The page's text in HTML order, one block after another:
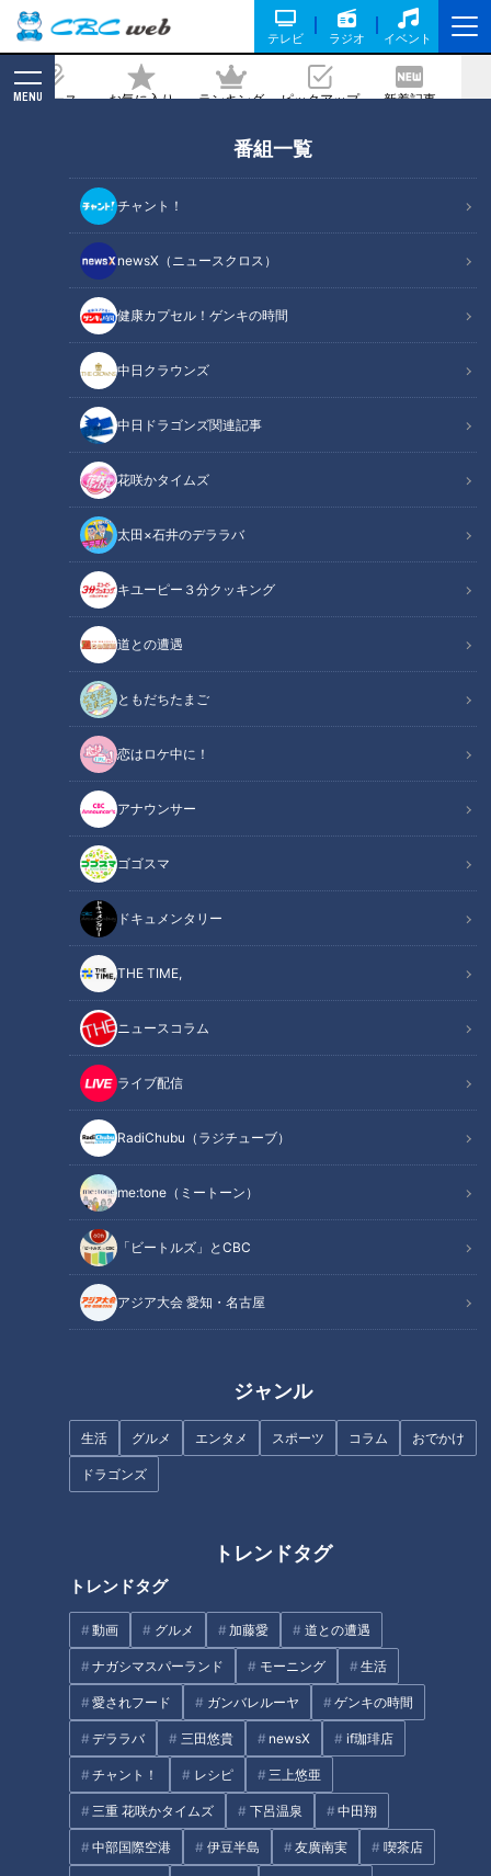
テレビ ラジオ イベント
ニュース お気に入り ランキング ピックアップ 新着記事
MENU
番組一覧
チャント！
newsX（ニュースクロス）
健康カプセル！ゲンキの時間
中日クラウンズ
中日ドラゴンズ関連記事
花咲かタイムズ
太田×石井のデララバ
キユーピー３分クッキング
道との遭遇
ともだちたまご
恋はロケ中に！
アナウンサー
ゴゴスマ
ドキュメンタリー
THE TIME,
ニュースコラム
ライブ配信
RadiChubu（ラジチューブ）
me:tone（ミートーン）
「ビートルズ」とCBC
アジア大会 愛知・名古屋
ジャンル
生活 グルメ エンタメ スポーツ コラム おでかけ
ドラゴンズ
トレンドタグ
トレンドタグ
動画 グルメ 加藤愛 道との遭遇
ナガシマスパーランド モーニング 生活
愛されフード ガンバレルーヤ ゲンキの時間
デララバ 三田悠貴 newsX if珈琲店
チャント！ レシピ 三上悠亜
三重 花咲かタイムズ 下呂温泉 中田翔
中部国際空港 伊豆半島 友廣南実 喫茶店
性爆発】中村アナ＆佐藤アナが手書きロ
ゴ制作？夏まつり新グッズの情報も盛り
だくさん！
2025/07/22 12:55
アナウンサー
アナウンサーYouTube企画
今年もやってきましたCBCラジオ夏まつり！7月26日(土)・27
日(日)に名古屋 栄 久屋大通公園内、エディオン久屋広場で開
催します！今回はそんな夏まつりに販売される「アナウンサー
グッズ」について4人でトークします。
小高アナによる「つボイノリオの聞けば聞くほど」の新グッズ
情報の発表や、永岡アナのオーロラツアーのグッズの情報が出
てくる中で、佐藤アナ中村アナも「アナののびしろ」グッズに
ついて発表するようですが…？
初めてのグッズ展開という事で佐藤アナ、中村アナを含む若手
アナがグッズ用の「アナののびしろロゴ」を制作したようで…
それぞれの個性が爆発したロゴを、ぜひご覧ください。
■チャンネル登録・コメント＆グッドボタンもよろしくお願い
します！■
CBCラジオ夏まつり2025 公式HPはこちら
https://radichubu.jp/matsuri2025/top
【ココみてちょ】
00:00 OP
00:45 今回の四人は…？
13:13 紹介してほしいグッズ
16:05 CBCラジオ夏まつりのポイント
------------------------------------------------------------
🎤【動画もみてちょ】
https://youtu.be/UTXRIv3VWK4
https://youtu.be/mXgWYnjUjew
https://youtu.be/mS_nT0joA70
https://www.youtube.com/playlist?
list=PLOn6VYLd8F5ff16b_-eSNPjXtXRkEediT
https://www.youtube.com/playlist?
list=PLOn6VYLd8F5cLDNVVUmuZF4g5cuQK6Cr_